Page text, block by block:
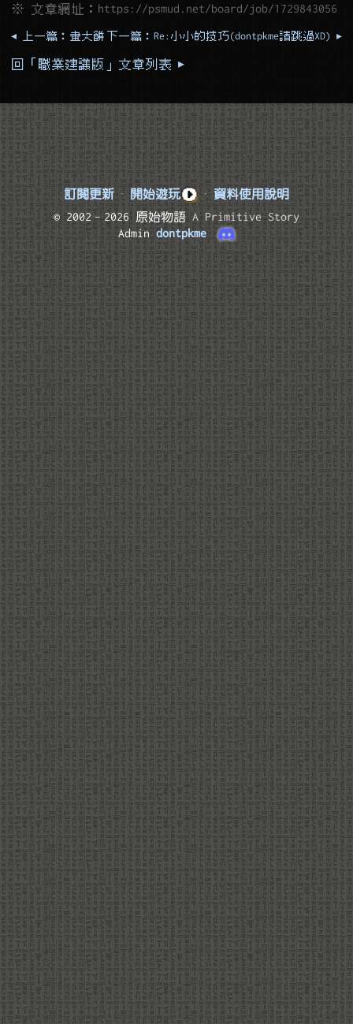
※ 文章網址： https://psmud.net/board/job/1729843056
◂ 上一篇：畫大餅 下一篇：Re:小小的技巧(dontpkme請跳過XD) ▸
回「職業建議版」文章列表 ▸
訂閱更新 · 開始遊玩 · 資料使用說明
© 2002–2026 原始物語A Primitive Story
Admindontpkme